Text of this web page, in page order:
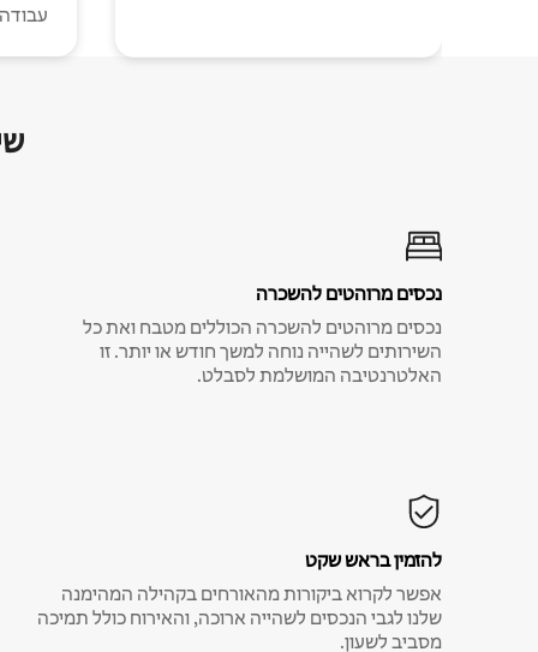
עבודה
נכסים מרוהטים להשכרה
נכסים מרוהטים להשכרה הכוללים מטבח ואת כל
השירותים לשהייה נוחה למשך חודש או יותר. זו
האלטרנטיבה המושלמת לסבלט.
להזמין בראש שקט
אפשר לקרוא ביקורות מהאורחים בקהילה המהימנה
שלנו לגבי הנכסים לשהייה ארוכה, והאירוח כולל תמיכה
מסביב לשעון.